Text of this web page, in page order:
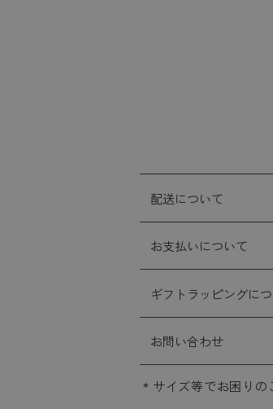
配送について
お支払いについて
ギフトラッピングに
お問い合わせ
サイズ等でお困りの